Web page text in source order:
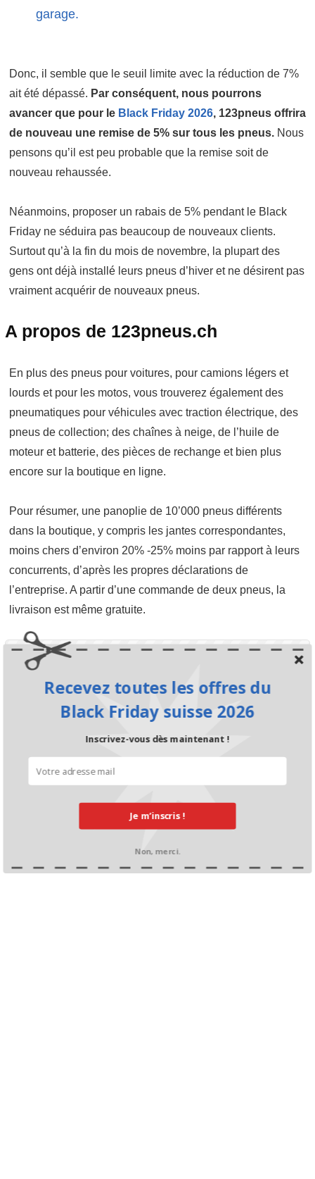
garage.
Donc, il semble que le seuil limite avec la réduction de 7%
ait été dépassé. Par conséquent, nous pourrons
avancer que pour le Black Friday 2026, 123pneus offrira
de nouveau une remise de 5% sur tous les pneus. Nous
pensons qu’il est peu probable que la remise soit de
nouveau rehaussée.
Néanmoins, proposer un rabais de 5% pendant le Black
Friday ne séduira pas beaucoup de nouveaux clients.
Surtout qu’à la fin du mois de novembre, la plupart des
gens ont déjà installé leurs pneus d’hiver et ne désirent pas
vraiment acquérir de nouveaux pneus.
A propos de 123pneus.ch
En plus des pneus pour voitures, pour camions légers et
lourds et pour les motos, vous trouverez également des
pneumatiques pour véhicules avec traction électrique, des
pneus de collection; des chaînes à neige, de l’huile de
moteur et batterie, des pièces de rechange et bien plus
encore sur la boutique en ligne.
Pour résumer, une panoplie de 10’000 pneus différents
dans la boutique, y compris les jantes correspondantes,
moins chers d’environ 20% -25% moins par rapport à leurs
concurrents, d’après les propres déclarations de
l’entreprise. A partir d’une commande de deux pneus, la
livraison est même gratuite.
Julian Zrotz il y a 4 ans
CONTINUER À LIRE
EXPIRÉ
ReifenDirekt.ch
Nicole Ziörjen il y a 5 ans
Je m’inscris !
Recevez toutes les offres du
Black Friday suisse 2026
Inscrivez-vous dès maintenant !
Non, merci.